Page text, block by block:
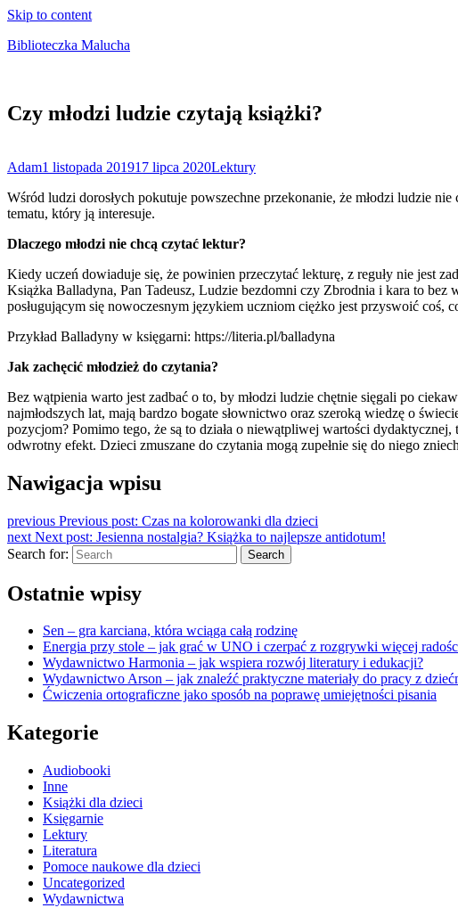
Skip to content
Biblioteczka Malucha
Czy młodzi ludzie czytają książki?
Adam1 listopada 201917 lipca 2020Lektury
Wśród ludzi dorosłych pokutuje powszechne przekonanie, że młodzi ludzie
tematu, który ją interesuje.
Dlaczego młodzi nie chcą czytać lektur?
Kiedy uczeń dowiaduje się, że powinien przeczytać lekturę, z reguły nie jest
Książka Balladyna, Pan Tadeusz, Ludzie bezdomni czy Zbrodnia i kara to bez
posługującym się nowoczesnym językiem uczniom ciężko jest przyswoić coś,
Przykład Balladyny w księgarni: https://literia.pl/balladyna
Jak zachęcić młodzież do czytania?
Bez wątpienia warto jest zadbać o to, by młodzi ludzie chętnie sięgali po
najmłodszych lat, mają bardzo bogate słownictwo oraz szeroką wiedzę o
pozycjom? Pomimo tego, że są to działa o niewątpliwej wartości
odwrotny efekt. Dzieci zmuszane do czytania mogą zupełnie się do niego
Nawigacja wpisu
previous Previous post: Czas na kolorowanki dla dzieci
next Next post: Jesienna nostalgia? Książka to najlepsze antidotum!
Search for:
Search
Ostatnie wpisy
Sen – gra karciana, która wciąga całą rodzinę
Energia przy stole – jak grać w UNO i czerpać z rozgrywki więcej
Wydawnictwo Harmonia – jak wspiera rozwój literatury i edukacji?
Wydawnictwo Arson – jak znaleźć praktyczne materiały do pracy z
Ćwiczenia ortograficzne jako sposób na poprawę umiejętności pisania
Kategorie
Audiobooki
Inne
Książki dla dzieci
Księgarnie
Lektury
Literatura
Pomoce naukowe dla dzieci
Uncategorized
Wydawnictwa